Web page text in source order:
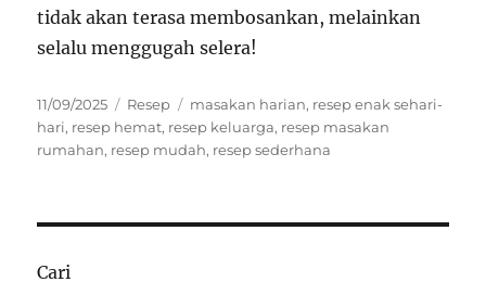
tidak akan terasa membosankan, melainkan
selalu menggugah selera!
Posted
on
11/09/2025 Categories
Resep Tags
masakan harian, resep enak sehari-
hari, resep hemat, resep keluarga, resep masakan
rumahan, resep mudah, resep sederhana
Cari